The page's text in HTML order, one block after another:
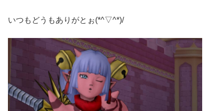
いつもどうもありがとぉ(*^▽^*)/